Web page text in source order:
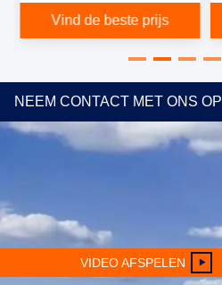
Vind de beste prijs
NEEM CONTACT MET ONS OP
VIDEO AFSPELEN